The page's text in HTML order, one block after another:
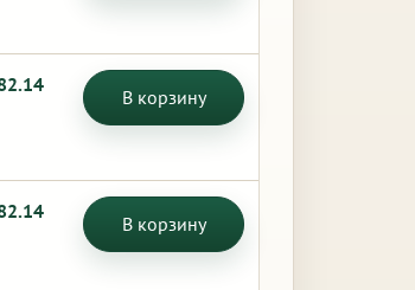
В корзину
В корзину